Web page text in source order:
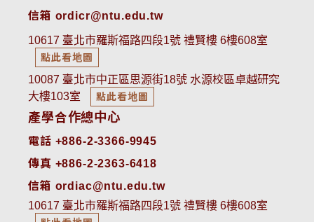
信箱 ordicr@ntu.edu.tw
10617 臺北市羅斯福路四段1號 禮賢樓 6樓608室
點此看地圖
10087 臺北市中正區思源街18號 水源校區卓越研究
大樓103室
點此看地圖
產學合作總中心
電話 +886-2-3366-9945
傳真 +886-2-2363-6418
信箱 ordiac@ntu.edu.tw
10617 臺北市羅斯福路四段1號 禮賢樓 6樓608室